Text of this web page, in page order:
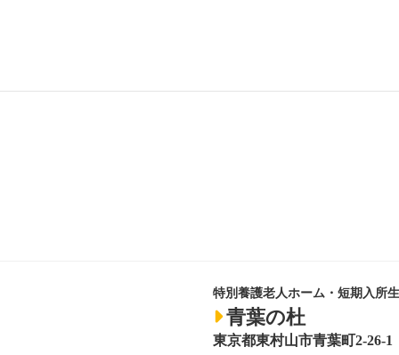
特別養護老人ホーム・短期入所
青葉の杜
東京都東村山市青葉町2-26-1